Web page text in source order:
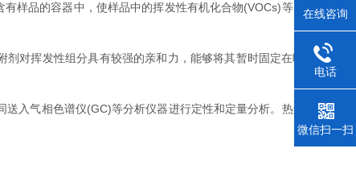
样品的容器中，使样品中的挥发性有机化合物(VOCs)等目标组分
挥发性组分具有较强的亲和力，能够将其暂时固定在吸附剂表
入气相色谱仪(GC)等分析仪器进行定性和定量分析。热解脱附的
在线咨询
电话
微信扫一扫